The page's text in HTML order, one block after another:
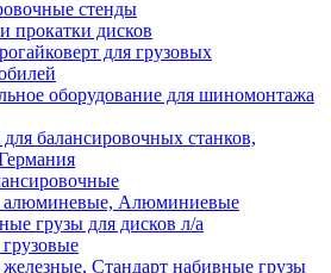
стенды
прокатки дисков
для грузовых
оборудование для шиномонтажа
балансировочных станков,
алюминевые, Алюминиевые
грузы для дисков л/а
Cтандарт набивные грузы